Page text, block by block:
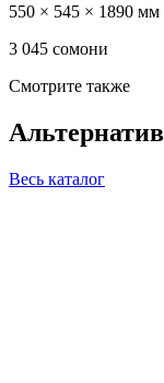
550 × 545 × 1890 мм
3 045 сомони
Смотрите также
Весь каталог